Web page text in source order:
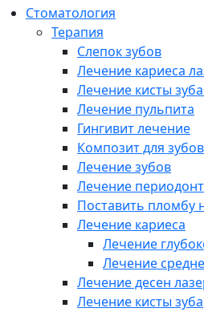
Cтоматология
Терапия
Слепок зубов
Лечение кариеса
Лечение кисты
Лечение пульпита
Гингивит лечение
Композит для зубов
Лечение зубов
Лечение
Поставить пломбу
Лечение кариеса
Лечение
Лечение
Лечение десен
Лечение кисты зуба